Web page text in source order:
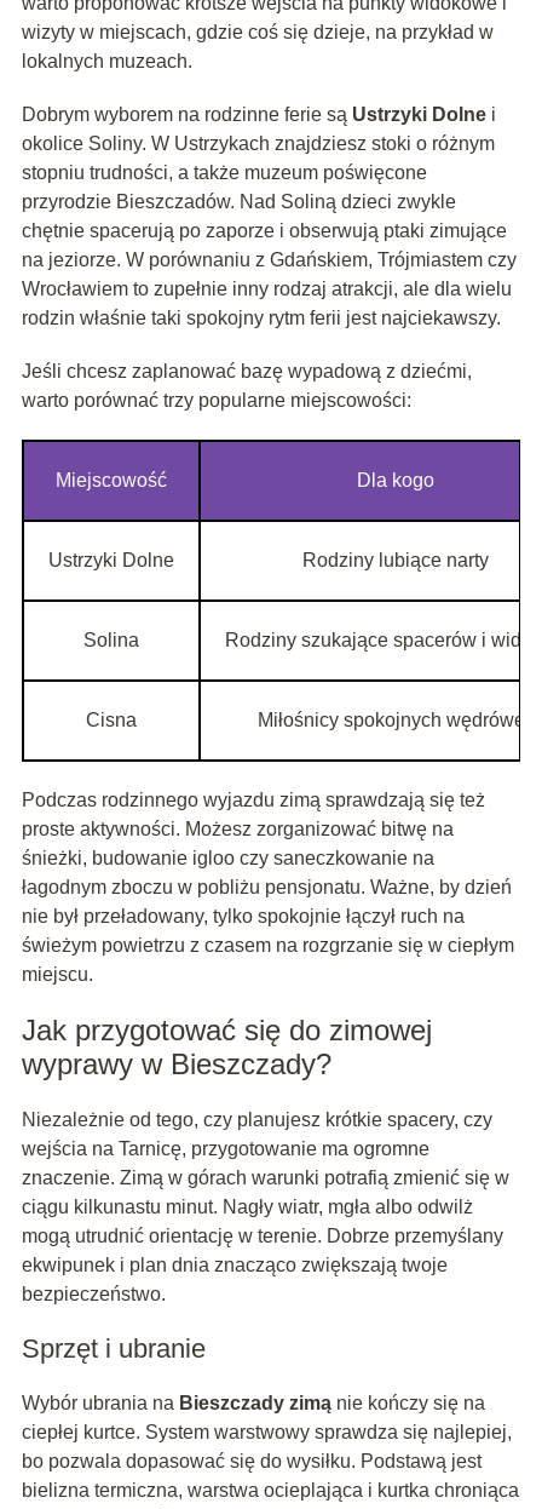
wizyty w miejscach, gdzie coś się dzieje, na przykład w
lokalnych muzeach.
Dobrym wyborem na rodzinne ferie są Ustrzyki Dolnei
okolice Soliny. W Ustrzykach znajdziesz stoki o różnym
stopniu trudności, a także muzeum poświęcone
przyrodzie Bieszczadów. Nad Soliną dzieci zwykle
chętnie spacerują po zaporze i obserwują ptaki zimujące
na jeziorze. W porównaniu z Gdańskiem, Trójmiastem czy
Wrocławiem to zupełnie inny rodzaj atrakcji, ale dla wielu
rodzin właśnie taki spokojny rytm ferii jest najciekawszy.
Jeśli chcesz zaplanować bazę wypadową z dziećmi,
warto porównać trzy popularne miejscowości:
Miejscowość Dla kogo
Ustrzyki Dolne Rodziny lubiące narty
Solina Rodziny szukające spacerów i
Cisna Miłośnicy spokojnych wędrówek
Podczas rodzinnego wyjazdu zimą sprawdzają się też
proste aktywności. Możesz zorganizować bitwę na
śnieżki, budowanie igloo czy saneczkowanie na
łagodnym zboczu w pobliżu pensjonatu. Ważne, by dzień
nie był przeładowany, tylko spokojnie łączył ruch na
świeżym powietrzu z czasem na rozgrzanie się w ciepłym
miejscu.
Jak przygotować się do zimowej
wyprawy w Bieszczady?
Niezależnie od tego, czy planujesz krótkie spacery, czy
wejścia na Tarnicę, przygotowanie ma ogromne
znaczenie. Zimą w górach warunki potrafią zmienić się w
ciągu kilkunastu minut. Nagły wiatr, mgła albo odwilż
mogą utrudnić orientację w terenie. Dobrze przemyślany
ekwipunek i plan dnia znacząco zwiększają twoje
bezpieczeństwo.
Sprzęt i ubranie
Wybór ubrania na Bieszczady zimąnie kończy się na
ciepłej kurtce. System warstwowy sprawdza się najlepiej,
bo pozwala dopasować się do wysiłku. Podstawą jest
bielizna termiczna, warstwa ocieplająca i kurtka chroniąca